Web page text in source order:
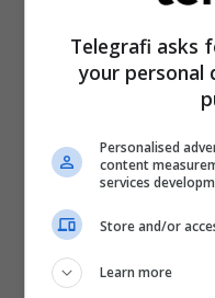
Telegrafi asks
your
Personalised
content
services
Store and/or
Learn more